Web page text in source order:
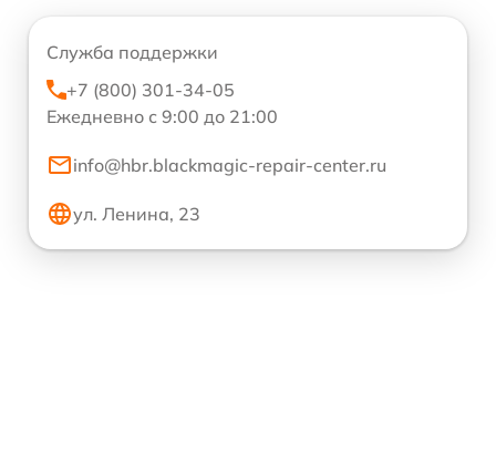
Служба поддержки
+7 (800) 301-34-05
Ежедневно с 9:00 до 21:00
info@hbr.blackmagic-repair-center.ru
ул. Ленина, 23